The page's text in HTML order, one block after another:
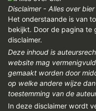
Disclaimer - Alles over bier
Het onderstaande is van
bekijkt. Door de pagina te
disclaimer.
Deze inhoud is
website mag
gemaakt worden door
op welke andere wijze
toestemming van de
In deze disclaimer wordt